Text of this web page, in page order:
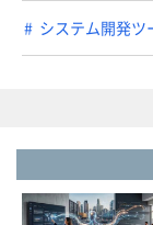
システム開発ツ